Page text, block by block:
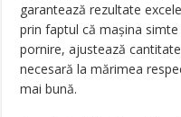
garantează rezultate
prin faptul că maşina
pornire, ajustează
necesară la mărimea
mai bună.